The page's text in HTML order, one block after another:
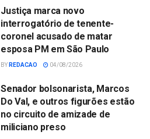
Justiça marca novo
interrogatório de tenente-
coronel acusado de matar
esposa PM em São Paulo
BY REDACAO 04/08/2026
Senador bolsonarista, Marcos
Do Val, e outros figurões estão
no circuito de amizade de
miliciano preso